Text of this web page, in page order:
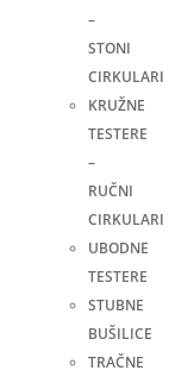
–
STONI
CIRKULARI
KRUŽNE
TESTERE
–
RUČNI
CIRKULARI
UBODNE
TESTERE
STUBNE
BUŠILICE
TRAČNE